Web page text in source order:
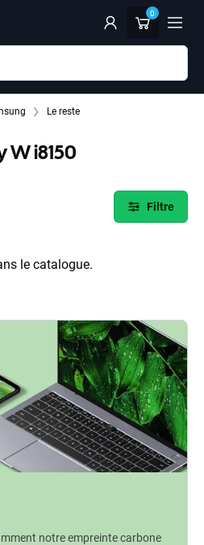
0
Le reste
W i8150
Filtre
le catalogue.
notre empreinte carbone